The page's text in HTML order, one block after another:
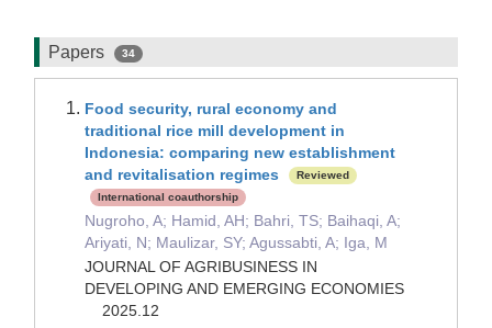
Papers 34
Food security, rural economy and
traditional rice mill development in
Indonesia: comparing new establishment
and revitalisation regimes
Reviewed
International coauthorship
Nugroho, A; Hamid, AH; Bahri, TS; Baihaqi, A;
Ariyati, N; Maulizar, SY; Agussabti, A; Iga, M
JOURNAL OF AGRIBUSINESS IN
DEVELOPING AND EMERGING ECONOMIES
2025.12